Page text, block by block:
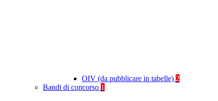
OIV (da pubblicare in tabelle) 2
Bandi di concorso 1